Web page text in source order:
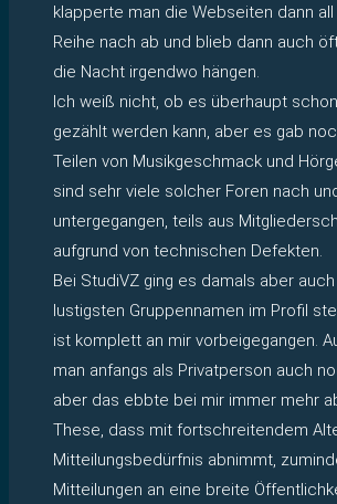
klapperte man die Webseiten dann
Reihe nach ab und blieb dann auch
die Nacht irgendwo hängen.
Ich weiß nicht, ob es überhaupt
gezählt werden kann, aber es gab
Teilen von Musikgeschmack und
sind sehr viele solcher Foren nach
untergegangen, teils aus
aufgrund von technischen Defekten.
Bei StudiVZ ging es damals aber
lustigsten Gruppennamen im Profil
ist komplett an mir vorbeigegangen.
man anfangs als Privatperson auch
aber das ebbte bei mir immer mehr
These, dass mit fortschreitendem
Mitteilungsbedürfnis abnimmt,
Mitteilungen an eine breite